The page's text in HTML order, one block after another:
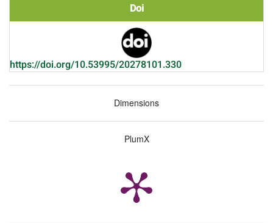
Doi
https://doi.org/10.53995/20278101.330
Dimensions
PlumX